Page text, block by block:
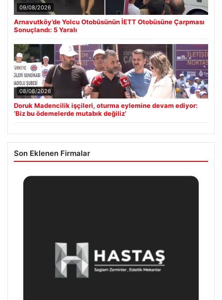
09/08/2026
Arnavutköy’de Yolcu Otobüsünün İETT Otobüsüne Çarpması
Sonuçlandı: 5 Yaralı
08/08/2026
Doruk Madencilik işçileri, oturma eylemine devam ediyor:
‘Biz bu ödemelerde mutabık değiliz’
Son Eklenen Firmalar